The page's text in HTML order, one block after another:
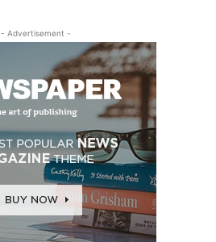
- Advertisement -